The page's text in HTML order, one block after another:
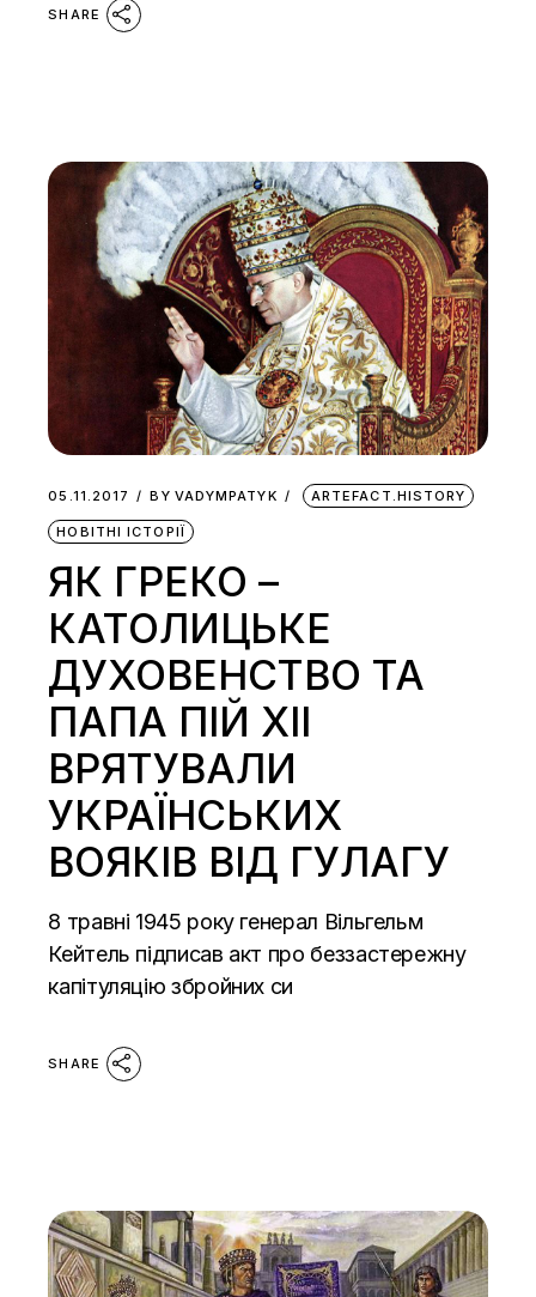
SHARE
05.11.2017 BY VADYMPATYK ARTEFACT.HISTORY
НОВІТНІ ІСТОРІЇ
ЯК ГРЕКО –
КАТОЛИЦЬКЕ
ДУХОВЕНСТВО ТА
ПАПА ПІЙ XII
ВРЯТУВАЛИ
УКРАЇНСЬКИХ
ВОЯКІВ ВІД ГУЛАГУ
8 травні 1945 року генерал Вільгельм
Кейтель підписав акт про беззастережну
капітуляцію збройних си
SHARE